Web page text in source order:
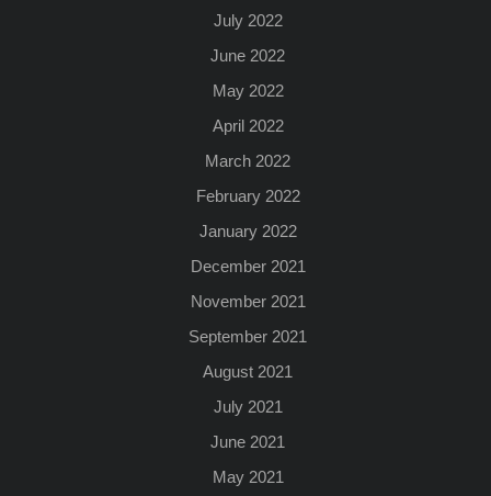
July 2022
June 2022
May 2022
April 2022
March 2022
February 2022
January 2022
December 2021
November 2021
September 2021
August 2021
July 2021
June 2021
May 2021